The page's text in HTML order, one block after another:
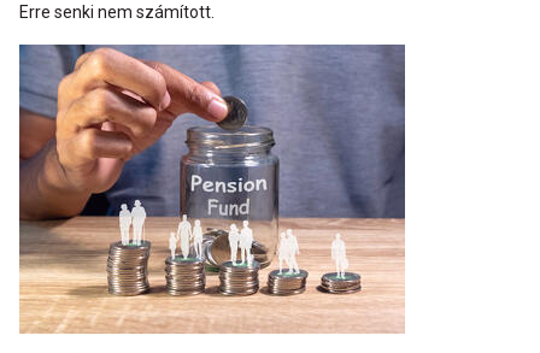
Erre senki nem számított.